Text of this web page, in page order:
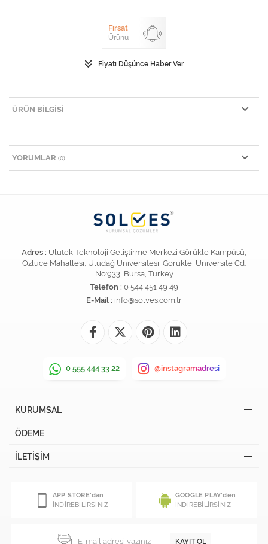
Fırsat
Ürünü
Fiyatı Düşünce Haber Ver
ÜRÜN BILGISI
YORUMLAR (0)
Adres : Ulutek Teknoloji Geliştirme Merkezi Görükle Kampüsü,
Özlüce Mahallesi, Uludağ Üniversitesi, Görükle, Üniversite Cd.
No:933, Bursa, Turkey
Telefon : 0 544 451 49 49
E-Mail : info@solves.com.tr
0 555 444 33 22 @instagramadresi
KURUMSAL
ÖDEME
İLETİŞİM
APP STORE'dan
İNDİREBİLİRSİNİZ
GOOGLE PLAY'den
İNDİREBİLİRSİNİZ
KAYIT OL